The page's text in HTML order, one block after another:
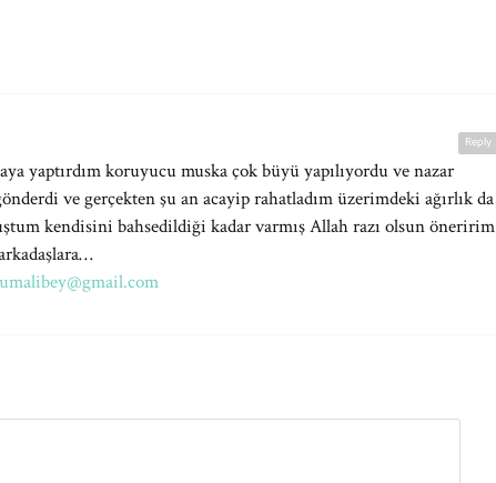
Reply
yaptırdım koruyucu muska çok büyü yapılıyordu ve nazar
ve gerçekten şu an acayip rahatladım üzerimdeki ağırlık da
kendisini bahsedildiği kadar varmış Allah razı olsun öneririm